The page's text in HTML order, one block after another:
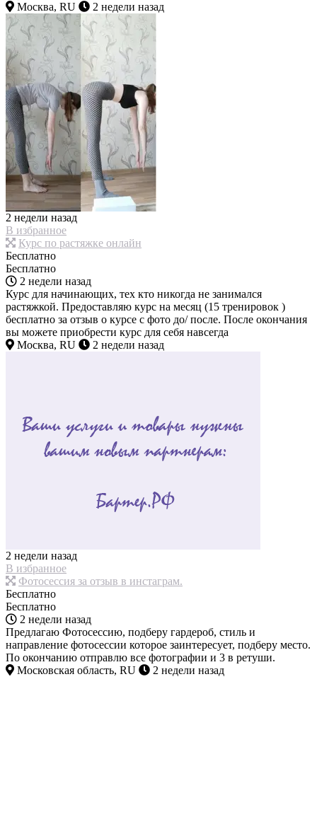
Москва, RU
2 недели назад
2 недели назад
В избранное
Курс по растяжке онлайн
Бесплатно
Бесплатно
2 недели назад
Курс для начинающих, тех кто никогда не занимался
растяжкой. Предоставляю курс на месяц (15 тренировок )
бесплатно за отзыв о курсе с фото до/ после. После окончания
вы можете приобрести курс для себя навсегда
Москва, RU
2 недели назад
2 недели назад
В избранное
Фотосессия за отзыв в инстаграм.
Бесплатно
Бесплатно
2 недели назад
Предлагаю Фотосессию, подберу гардероб, стиль и
направление фотосессии которое заинтересует, подберу место.
По окончанию отправлю все фотографии и 3 в ретуши.
Московская область, RU
2 недели назад